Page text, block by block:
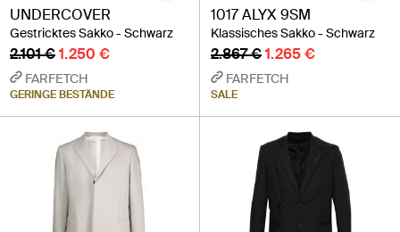
UNDERCOVER
Gestricktes Sakko - Schwarz
2.101 €1.250 €
FARFETCH
GERINGE BESTÄNDE
1017 ALYX 9SM
Klassisches Sakko - Schwarz
2.867 €1.265 €
FARFETCH
SALE